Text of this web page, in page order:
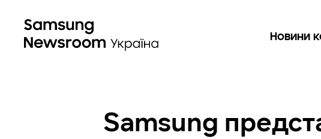
Новини
Samsung